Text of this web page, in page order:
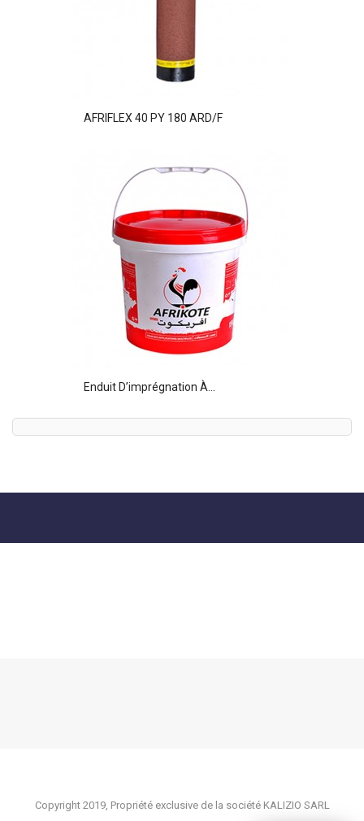
AFRIFLEX 40 PY 180 ARD/F
Enduit D’imprégnation À...
Copyright 2019, Propriété exclusive de la société KALIZIO SARL